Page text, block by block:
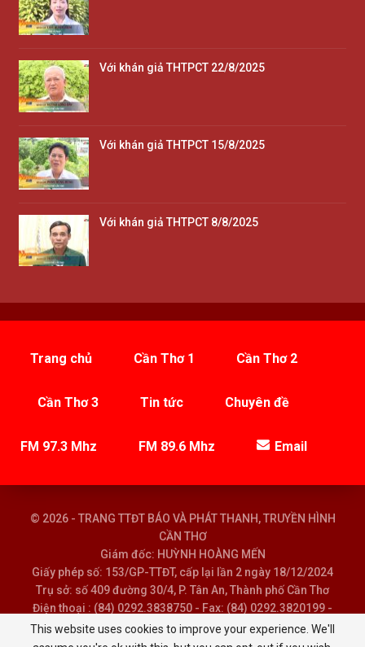
Với khán giả THTPCT 22/8/2025
Với khán giả THTPCT 15/8/2025
Với khán giả THTPCT 8/8/2025
Trang chủ Cần Thơ 1 Cần Thơ 2
Cần Thơ 3 Tin tức Chuyên đề
FM 97.3 Mhz FM 89.6 Mhz Email
© 2026 - TRANG TTĐT BÁO VÀ PHÁT THANH, TRUYỀN HÌNH
CẦN THƠ
Giám đốc: HUỲNH HOÀNG MẾN
Giấy phép số: 153/GP-TTĐT, cấp lại lần 2 ngày 18/12/2024
Trụ sở: số 409 đường 30/4, P. Tân An, Thành phố Cần Thơ
Điện thoại : (84) 0292.3838750 - Fax: (84) 0292.3820199 -
Email : baoptth@cantho.gov.vn
This website uses cookies to improve your experience. We'll